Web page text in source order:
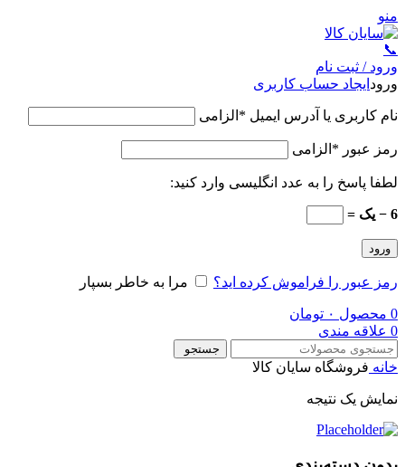
منو
📞
ورود / ثبت نام
ورود ایجاد حساب کاربری
نام کاربری یا آدرس ایمیل * الزامی
رمز عبور * الزامی
لطفا پاسخ را به عدد انگلیسی وارد کنید:
6 − یک =
ورود
رمز عبور را فراموش کرده اید؟ مرا به خاطر بسپار
0 محصول ۰ تومان
0 علاقه مندی
جستجو
خانه فروشگاه سایان کالا
نمایش یک نتیجه